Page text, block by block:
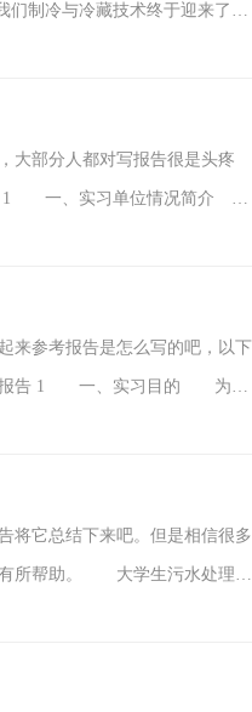
制冷与冷藏技术终于迎来了等
西，开拓了视野，巩固了我们
大部分人都对写报告很是头疼
告 1 一、实习单位情况简介
教学、预防、保健、康复为一
来参考报告是怎么写的吧，以下
习报告 1 一、实习目的 为了
宅小区，感受实际项目的各个
将它总结下来吧。但是相信很多
有所帮助。 大学生污水处理厂
的重要实践内容。今年三月